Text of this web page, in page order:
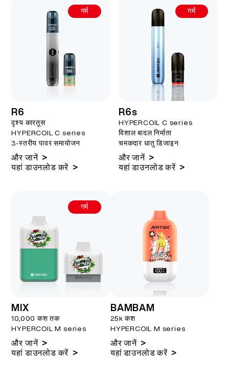
गर्म
R6
दृश्य कारतूस
HYPERCOIL C series
3-स्तरीय पावर समायोजन
और जानें >
यहां डाउनलोड करें >
गर्म
R6s
HYPERCOIL C series
विशाल बादल निर्माता
चमकदार धातु डिजाइन
और जानें >
यहां डाउनलोड करें >
गर्म
MIX
10,000 कश तक
HYPERCOIL M series
और जानें >
यहां डाउनलोड करें >
BAMBAM
25k कश
HYPERCOIL M series
और जानें >
यहां डाउनलोड करें >